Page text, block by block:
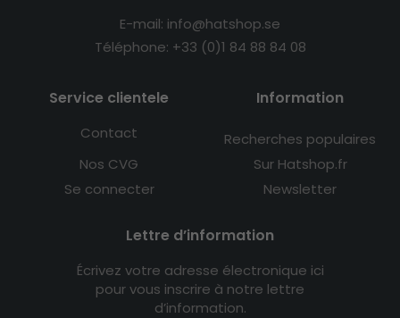
E-mail: info@hatshop.se
Téléphone: +33 (0)1 84 88 84 08
Service clientele
Contact
Nos CVG
Se connecter
Information
Recherches populaires
Sur Hatshop.fr
Newsletter
Lettre d’information
Écrivez votre adresse électronique ici
pour vous inscrire à notre lettre
d’information.